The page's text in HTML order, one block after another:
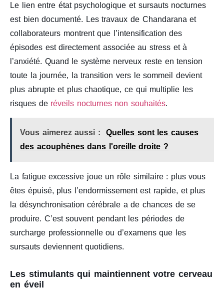
Le lien entre état psychologique et sursauts nocturnes
est bien documenté. Les travaux de Chandarana et
collaborateurs montrent que l’intensification des
épisodes est directement associée au stress et à
l’anxiété. Quand le système nerveux reste en tension
toute la journée, la transition vers le sommeil devient
plus abrupte et plus chaotique, ce qui multiplie les
risques de réveils nocturnes non souhaités.
Vous aimerez aussi :
Quelles sont les causes
des acouphènes dans l'oreille droite ?
La fatigue excessive joue un rôle similaire : plus vous
êtes épuisé, plus l’endormissement est rapide, et plus
la désynchronisation cérébrale a de chances de se
produire. C’est souvent pendant les périodes de
surcharge professionnelle ou d’examens que les
sursauts deviennent quotidiens.
Les stimulants qui maintiennent votre cerveau
en éveil